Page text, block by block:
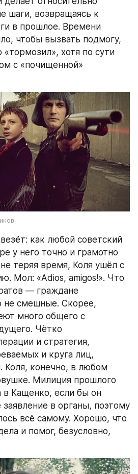
шаги, возвращаясь к
в прошлое. Времени
чтобы вызвать подмогу,
хотя по сути
с «почищенной»
как любой советский
у него точно и грамотно
теряя время, Коля ушёл с
Мол: «Adios, amigos!». Что
— граждане
не смешные. Скорее,
много общего с
Чётко
и стратегия,
и круга лиц,
Коля, конечно, в любом
Милиция прошлого
в Кащенко, если бы он
заявление в органы, поэтому
всё самому. Хорошо, что
и помог, безусловно,